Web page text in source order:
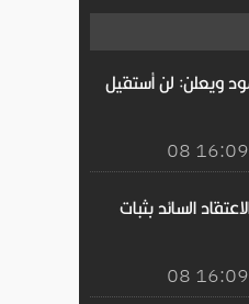
ويعلن: لن أستقيل
السائد بثبات